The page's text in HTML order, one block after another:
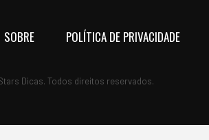
SOBRE POLÍTICA DE PRIVACIDADE
Dicas. Todos direitos reservados.